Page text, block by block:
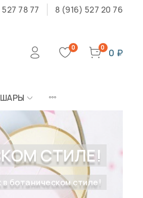
78 77 8 (916) 527 20 76
0 0 0 ₽
СТИЛЕ!
ботаническом стиле!